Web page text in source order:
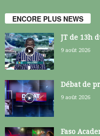
ENCORE PLUS NEWS
JT de 13h
9 août 2026
Débat de
9 août 2026
Faso